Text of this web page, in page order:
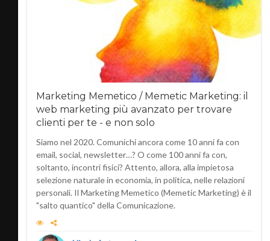
Marketing Memetico / Memetic Marketing: il
web marketing più avanzato per trovare
clienti per te - e non solo
Siamo nel 2020. Comunichi ancora come 10 anni fa con
email, social, newsletter…? O come 100 anni fa con,
soltanto, incontri fisici? Attento, allora, alla impietosa
selezione naturale in economia, in politica, nelle relazioni
personali. Il Marketing Memetico (Memetic Marketing) è il
"salto quantico" della Comunicazione.